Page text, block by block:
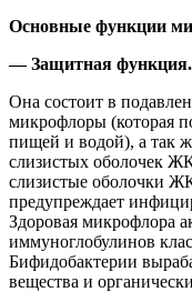
Основные функции
— Защитная функция.
Она состоит в
микрофлоры (которая
пищей и водой), а так
слизистых оболочек
слизистые оболочки
предупреждает
Здоровая микрофлора
иммуноглобулинов
Бифидобактерии
вещества и